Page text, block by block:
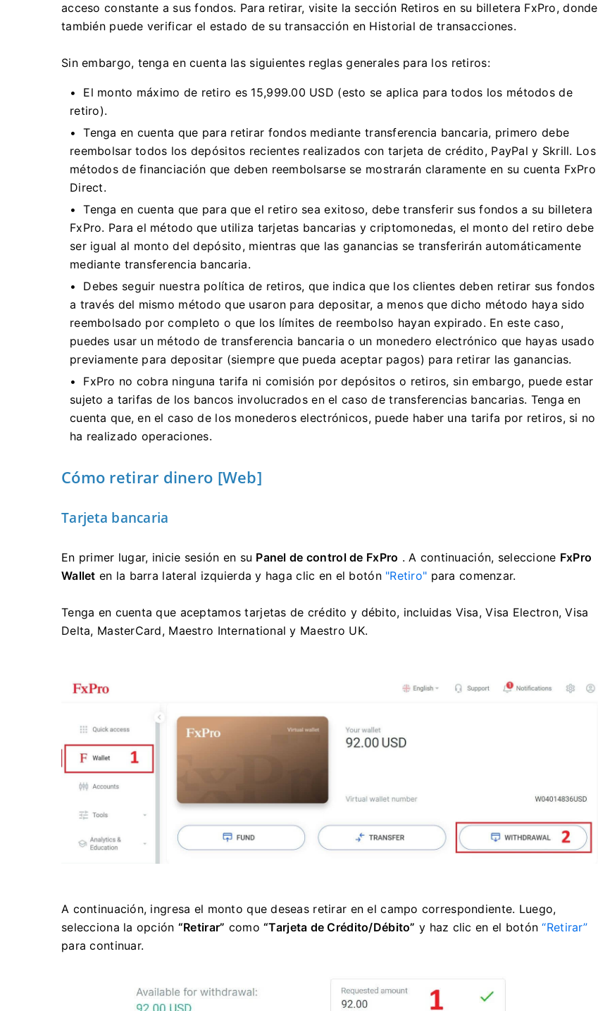
acceso constante a sus fondos. Para retirar, visite la sección Retiros en su billetera FxPro, donde
también puede verificar el estado de su transacción en Historial de transacciones.
Sin embargo, tenga en cuenta las siguientes reglas generales para los retiros:
El monto máximo de retiro es 15,999.00 USD (esto se aplica para todos los métodos de
retiro).
Tenga en cuenta que para retirar fondos mediante transferencia bancaria, primero debe
reembolsar todos los depósitos recientes realizados con tarjeta de crédito, PayPal y Skrill. Los
métodos de financiación que deben reembolsarse se mostrarán claramente en su cuenta FxPro
Direct.
Tenga en cuenta que para que el retiro sea exitoso, debe transferir sus fondos a su billetera
FxPro. Para el método que utiliza tarjetas bancarias y criptomonedas, el monto del retiro debe
ser igual al monto del depósito, mientras que las ganancias se transferirán automáticamente
mediante transferencia bancaria.
Debes seguir nuestra política de retiros, que indica que los clientes deben retirar sus fondos
a través del mismo método que usaron para depositar, a menos que dicho método haya sido
reembolsado por completo o que los límites de reembolso hayan expirado. En este caso,
puedes usar un método de transferencia bancaria o un monedero electrónico que hayas usado
previamente para depositar (siempre que pueda aceptar pagos) para retirar las ganancias.
FxPro no cobra ninguna tarifa ni comisión por depósitos o retiros, sin embargo, puede estar
sujeto a tarifas de los bancos involucrados en el caso de transferencias bancarias. Tenga en
cuenta que, en el caso de los monederos electrónicos, puede haber una tarifa por retiros, si no
ha realizado operaciones.
Cómo retirar dinero [Web]
Tarjeta bancaria
En primer lugar, inicie sesión en su Panel de control de FxPro . A continuación, seleccione FxPro
Wallet en la barra lateral izquierda y haga clic en el botón "Retiro" para comenzar.
Tenga en cuenta que aceptamos tarjetas de crédito y débito, incluidas Visa, Visa Electron, Visa
Delta, MasterCard, Maestro International y Maestro UK.
A continuación, ingresa el monto que deseas retirar en el campo correspondiente. Luego,
selecciona la opción “Retirar” como“Tarjeta de Crédito/Débito” y haz clic en el botón“Retirar”
para continuar.